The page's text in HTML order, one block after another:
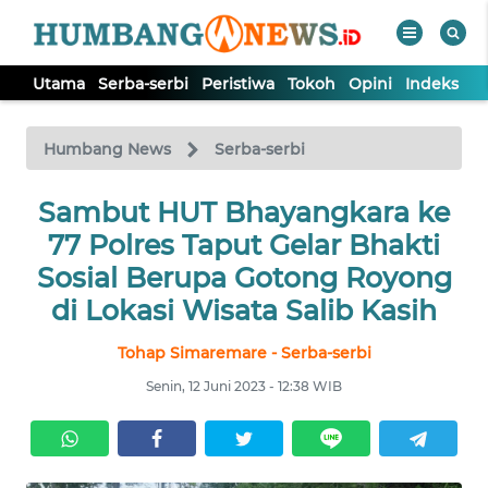
Utama Serba-serbi Peristiwa Tokoh Opini Indeks
Humbang News Serba-serbi
Sambut HUT Bhayangkara ke
77 Polres Taput Gelar Bhakti
Sosial Berupa Gotong Royong
di Lokasi Wisata Salib Kasih
Tohap Simaremare - Serba-serbi
Senin, 12 Juni 2023 - 12:38 WIB
TV
Tutup
UTAMA
SERBA-
SERBI
TOKOH
OPINI